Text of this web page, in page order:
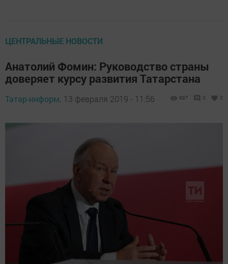
ЦЕНТРАЛЬНЫЕ НОВОСТИ
Анатолий Фомин: Руководство страны
доверяет курсу развития Татарстана
Татар-информ, 13 февраля 2019 - 11:56 997 0 0